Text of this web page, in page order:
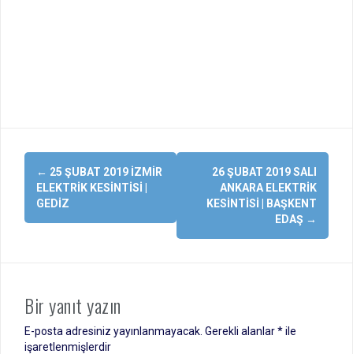
Yazı
dolaşımı
← 25 ŞUBAT 2019 İZMIR
ELEKTRIK KESINTISI |
GEDIZ
26 ŞUBAT 2019 SALI
ANKARA ELEKTRIK
KESINTISI | BAŞKENT
EDAŞ →
Bir yanıt yazın
E-posta adresiniz yayınlanmayacak. Gerekli alanlar*ile
işaretlenmişlerdir